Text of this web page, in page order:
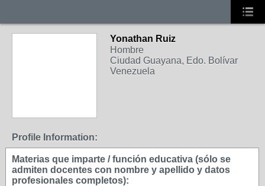
Yonathan Ruiz
Hombre
Ciudad Guayana, Edo. Bolívar
Venezuela
Profile Information:
Materias que imparte / función educativa (sólo se
admiten docentes con nombre y apellido y datos
profesionales completos):